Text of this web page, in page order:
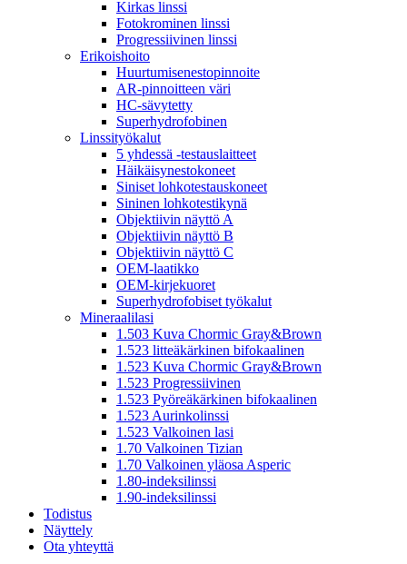
Kirkas linssi
Fotokrominen linssi
Progressiivinen linssi
Erikoishoito
Huurtumisenestopinnoite
AR-pinnoitteen väri
HC-sävytetty
Superhydrofobinen
Linssityökalut
5 yhdessä -testauslaitteet
Häikäisynestokoneet
Siniset lohkotestauskoneet
Sininen lohkotestikynä
Objektiivin näyttö A
Objektiivin näyttö B
Objektiivin näyttö C
OEM-laatikko
OEM-kirjekuoret
Superhydrofobiset työkalut
Mineraalilasi
1.503 Kuva Chormic Gray&Brown
1.523 litteäkärkinen bifokaalinen
1.523 Kuva Chormic Gray&Brown
1.523 Progressiivinen
1.523 Pyöreäkärkinen bifokaalinen
1.523 Aurinkolinssi
1.523 Valkoinen lasi
1.70 Valkoinen Tizian
1.70 Valkoinen yläosa Asperic
1.80-indeksilinssi
1.90-indeksilinssi
Todistus
Näyttely
Ota yhteyttä